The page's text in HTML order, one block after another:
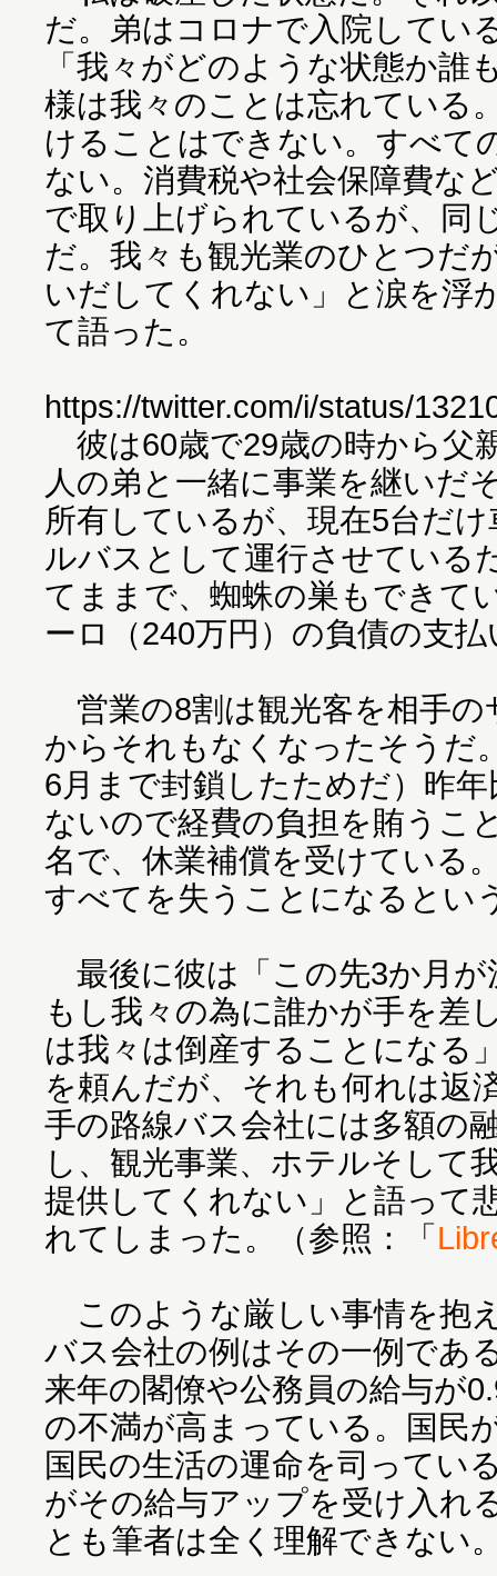
だ。弟はコロナで入院してい
「我々がどのような状態か誰
様は我々のことは忘れている
けることはできない。すべて
ない。消費税や社会保障費な
で取り上げられているが、同
だ。我々も観光業のひとつだ
いだしてくれない」と涙を浮
て語った。
https://twitter.com/i/status/
彼は60歳で29歳の時から父
人の弟と一緒に事業を継いだ
所有しているが、現在5台だ
ルバスとして運行させている
てままで、蜘蛛の巣もできて
ーロ（240万円）の負債の支
営業の8割は観光客を相手の
からそれもなくなったそうだ
6月まで封鎖したためだ）昨
ないので経費の負担を賄うこ
名で、休業補償を受けている
すべてを失うことになるとい
最後に彼は「この先3か月が
もし我々の為に誰かが手を差
は我々は倒産することになる
を頼んだが、それも何れは返
手の路線バス会社には多額の
し、観光事業、ホテルそして
提供してくれない」と語って
れてしまった。（参照：「
このような厳しい事情を抱
バス会社の例はその一例であ
来年の閣僚や公務員の給与が
の不満が高まっている。国民
国民の生活の運命を司ってい
がその給与アップを受け入れ
とも筆者は全く理解できない